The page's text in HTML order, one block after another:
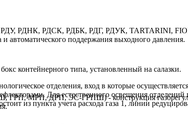
РДУ, РДНК, РДСК, РДБК, РДГ, РДУК, TARTARINI,
автоматического поддержания выходного давления.
МРП, ДРП, ЭС-ГРПШ) - конструкция
контейнерного типа, установленный на салазки.
отделения, вход в которые
Для естественного освещения
из пункта учета расхода газа 1, линии